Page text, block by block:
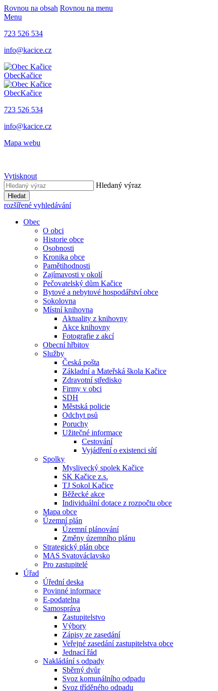
Rovnou na obsah Rovnou na menu
Menu
723 526 534
info@kacice.cz
ObecKačice
ObecKačice
723 526 534
info@kacice.cz
Mapa webu
Vytisknout
Hledaný výraz
Hledat
rozšířené vyhledávání
Obec
O obci
Historie obce
Osobnosti
Kronika obce
Pamětihodnosti
Zajímavosti v okolí
Pečovatelský dům Kačice
Bytové a nebytové hospodářství obce
Sokolovna
Místní knihovna
Aktuality z knihovny
Akce knihovny
Fotografie z akcí
Obecní hřbitov
Služby
Česká pošta
Základní a Mateřská škola Kačice
Zdravotní středisko
Firmy v obci
SDH
Městská policie
Odchyt psů
Poruchy
Užitečné informace
Cestování
Vyjádření o existenci sítí
Spolky
Myslivecký spolek Kačice
SK Kačice z.s.
TJ Sokol Kačice
Běžecké akce
Individuální dotace z rozpočtu obce
Mapa obce
Územní plán
Územní plánování
Změny územního plánu
Strategický plán obce
MAS Svatováclavsko
Pro zastupitelé
Úřad
Úřední deska
Povinné informace
E-podatelna
Samospráva
Zastupitelstvo
Výbory
Zápisy ze zasedání
Veřejné zasedání zastupitelstva obce
Jednací řád
Nakládání s odpady
Sběrný dvůr
Svoz komunálního odpadu
Svoz tříděného odpadu